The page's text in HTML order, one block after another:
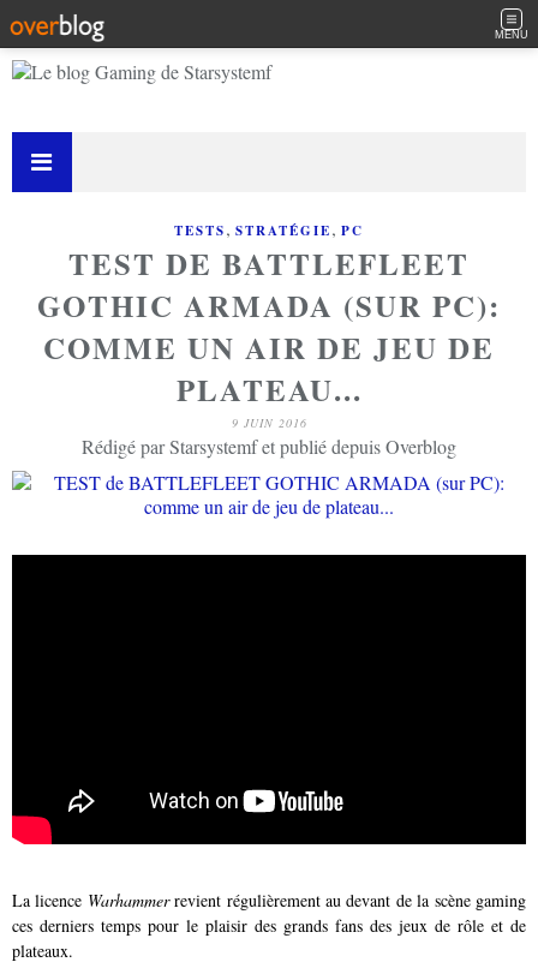
MENU
TESTS, STRATÉGIE, PC
TEST DE BATTLEFLEET
GOTHIC ARMADA (SUR PC):
COMME UN AIR DE JEU DE
PLATEAU...
9 JUIN 2016
Rédigé par Starsystemf et publié depuis Overblog
La licence Warhammerrevient régulièrement au devant de la scène gaming
ces derniers temps pour le plaisir des grands fans des jeux de rôle et de
plateaux.